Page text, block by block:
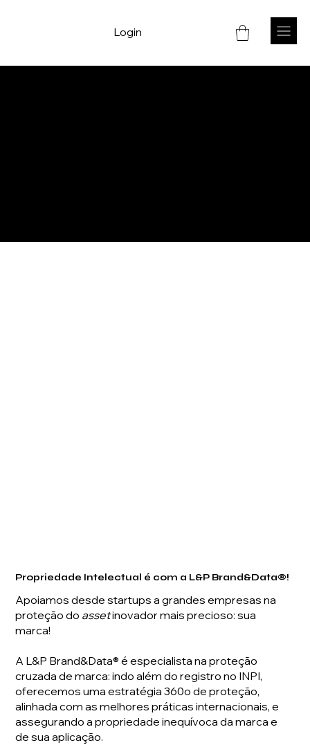
Login
Propriedade Intelectual é com a L&P Brand&Data®!
Apoiamos desde startups a grandes empresas na
proteção do assetinovador mais precioso: sua
marca!
A L&P Brand&Data® é especialista na proteção
cruzada de marca: indo além do registro no INPI,
oferecemos uma estratégia 360o de proteção,
alinhada com as melhores práticas internacionais, e
assegurando a propriedade inequívoca da marca e
de sua aplicação.